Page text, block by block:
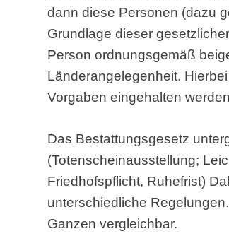
dann diese Personen (dazu
Grundlage dieser
Person ordnungsgemäß
Länderangelegenheit.
Vorgaben eingehalten
Das Bestattungsgesetz
(Totenscheinausstellung;
Friedhofspflicht, Ruhefrist)
unterschiedliche
Ganzen vergleichbar.